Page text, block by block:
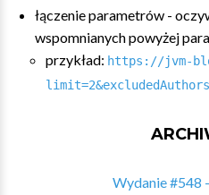
łączenie parametrów -
wspomnianych powyżej
przykład: https://jvm-
Wydanie #548